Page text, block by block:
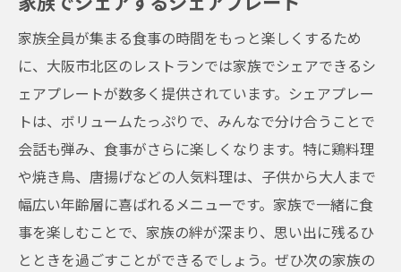
家族全員が集まる食事の時間をもっと楽しくするため
に、大阪市北区のレストランでは家族でシェアできるシ
ェアプレートが数多く提供されています。シェアプレー
トは、ボリュームたっぷりで、みんなで分け合うことで
会話も弾み、食事がさらに楽しくなります。特に鶏料理
や焼き鳥、唐揚げなどの人気料理は、子供から大人まで
幅広い年齢層に喜ばれるメニューです。家族で一緒に食
事を楽しむことで、家族の絆が深まり、思い出に残るひ
とときを過ごすことができるでしょう。ぜひ次の家族の